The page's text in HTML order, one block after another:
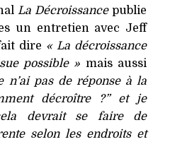
La Décroissancepublie
un entretien avec Jeff
dire « La décroissance
possible » mais aussi
n’ai pas de réponse à la
décroître ?” et je
devrait se faire de
selon les endroits et